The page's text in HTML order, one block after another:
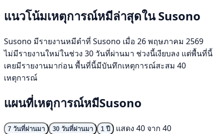
แนวโน้มเหตุการณ์หมีล่าสุดใน Susono
Susono มีรายงานหมีดำที่ Susono เมื่อ 26 พฤษภาคม 2569
ไม่มีรายงานใหม่ในช่วง 30 วันที่ผ่านมา ช่วงนี้เงียบลง แต่พื้นที่นี้
เคยมีรายงานมาก่อน พื้นที่นี้มีบันทึกเหตุการณ์สะสม 40
เหตุการณ์
แผนที่เหตุการณ์หมีSusono
7 วันที่ผ่านมา 30 วันที่ผ่านมา 1 ปี
แสดง 40 จาก 40